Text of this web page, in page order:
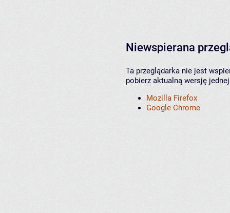
Niewspierana
Ta przeglądarka nie jest
pobierz aktualną wersję
Mozilla Firefox
Google Chrome